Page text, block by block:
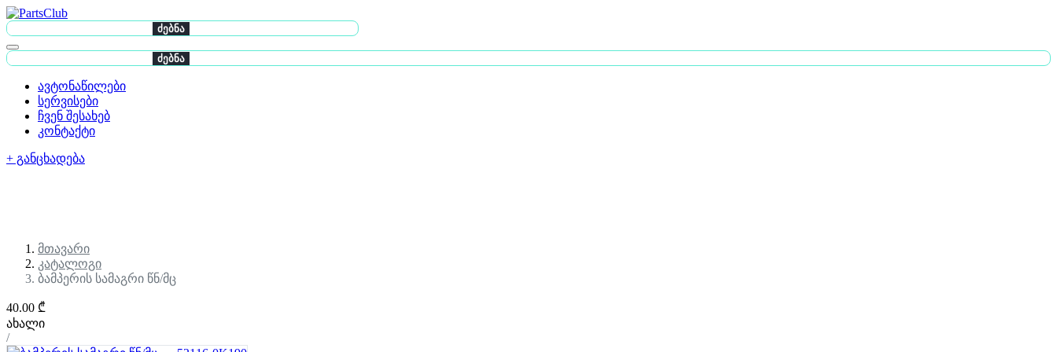
ძებნა
ძებნა
ავტონაწილები
სერვისები
ჩვენ შესახებ
კონტაქტი
+ განცხადება
მთავარი
კატალოგი
ბამპერის სამაგრი წნ/მც
40.00 ₾
ახალი
/